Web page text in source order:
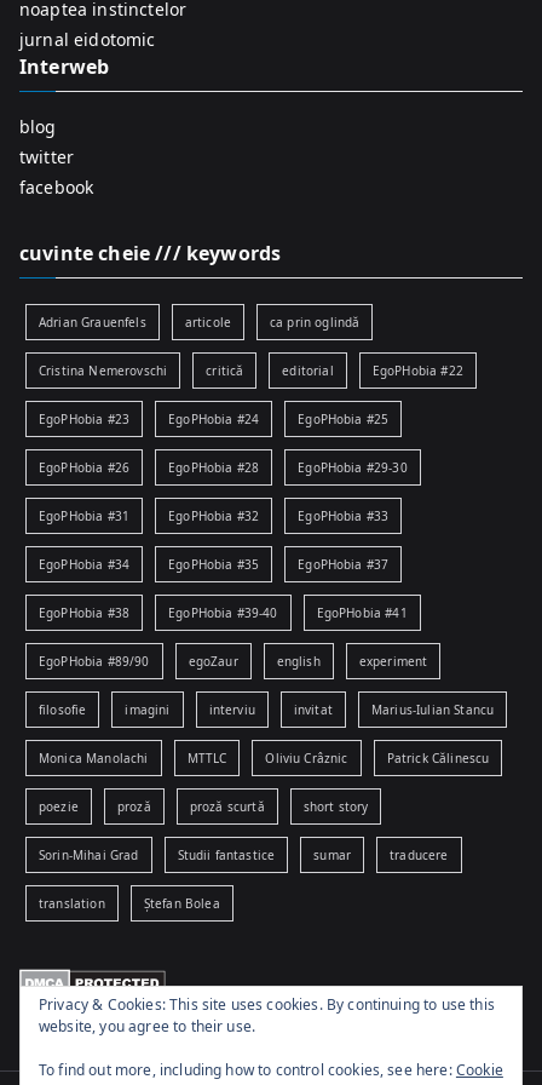
noaptea instinctelor
jurnal eidotomic
Interweb
blog
twitter
facebook
cuvinte cheie /// keywords
Adrian Grauenfels articole ca prin oglindă
Cristina Nemerovschi critică editorial EgoPHobia #22
EgoPHobia #23 EgoPHobia #24 EgoPHobia #25
EgoPHobia #26 EgoPHobia #28 EgoPHobia #29-30
EgoPHobia #31 EgoPHobia #32 EgoPHobia #33
EgoPHobia #34 EgoPHobia #35 EgoPHobia #37
EgoPHobia #38 EgoPHobia #39-40 EgoPHobia #41
EgoPHobia #89/90 egoZaur english experiment
filosofie imagini interviu invitat Marius-Iulian Stancu
Monica Manolachi MTTLC Oliviu Crâznic Patrick Călinescu
poezie proză proză scurtă short story
Sorin-Mihai Grad Studii fantastice sumar traducere
translation Ștefan Bolea
Privacy & Cookies: This site uses cookies. By continuing to use this
website, you agree to their use.
To find out more, including how to control cookies, see here:Cookie